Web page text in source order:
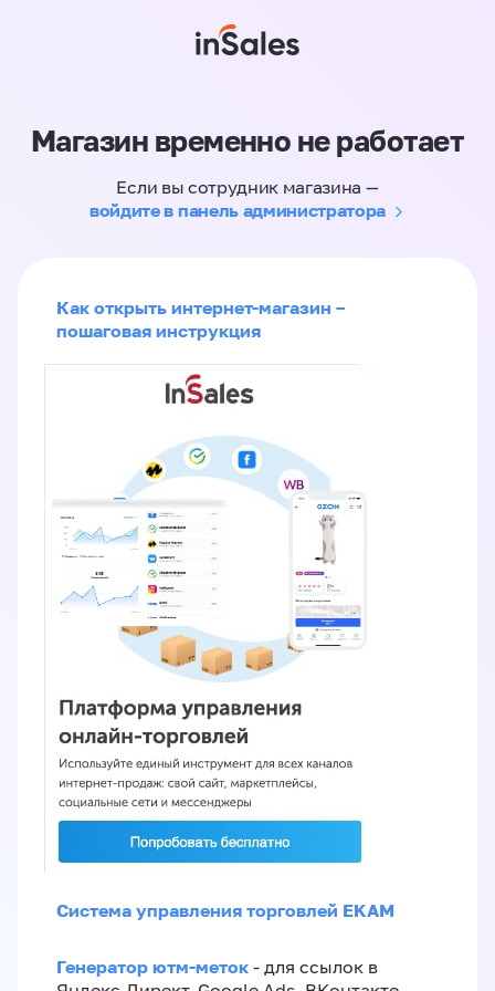
Магазин временно не работает
Если вы сотрудник магазина —
войдите в панель администратора
Как открыть интернет-магазин –
пошаговая инструкция
Система управления торговлей EKAM
Генератор ютм-меток - для ссылок в